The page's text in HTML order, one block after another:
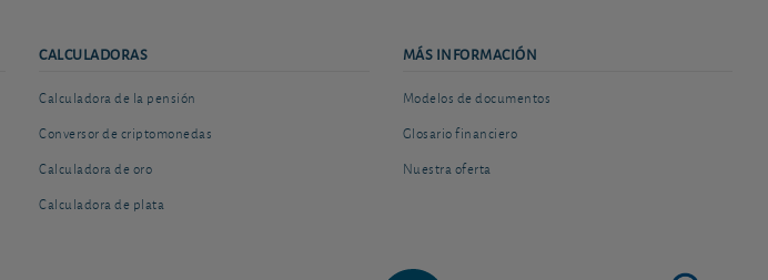
CALCULADORAS
Calculadora de la pensión
Conversor de criptomonedas
Calculadora de oro
Calculadora de plata
MÁS INFORMACIÓN
Modelos de documentos
Glosario financiero
Nuestra oferta